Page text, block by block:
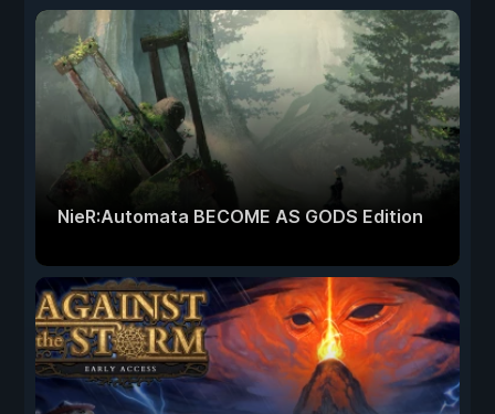
NieR:Automata BECOME AS GODS Edition